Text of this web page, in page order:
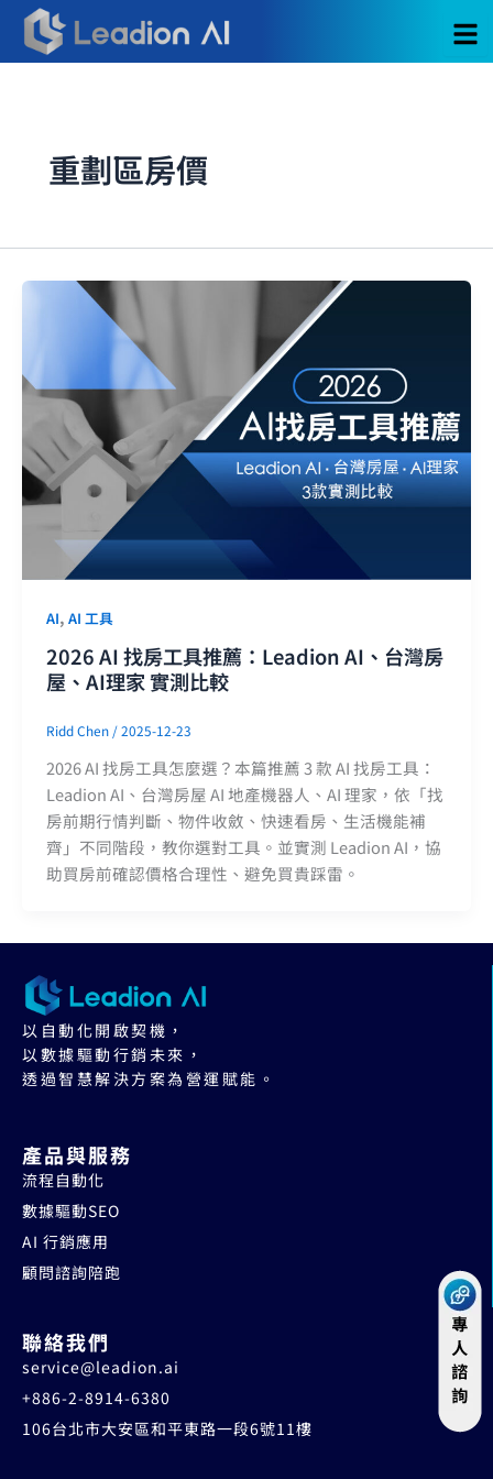
主
重劃區房價
AI, AI 工具
2026 AI 找房工具推薦：Leadion AI、台灣房
屋、AI理家 實測比較
Ridd Chen /2025-12-23
2026 AI 找房工具怎麼選？本篇推薦 3 款 AI 找房工具：
Leadion AI、台灣房屋 AI 地產機器人、AI 理家，依「找
房前期行情判斷、物件收斂、快速看房、生活機能補
齊」不同階段，教你選對工具。並實測 Leadion AI，協
助買房前確認價格合理性、避免買貴踩雷。
以自動化開啟契機，
以數據驅動行銷未來，
透過智慧解決方案為營運賦能。
產品與服務
流程自動化
數據驅動SEO
AI 行銷應用
顧問諮詢陪跑
聯絡我們
service@leadion.ai
+886-2-8914-6380
106台北市大安區和平東路一段6號11樓